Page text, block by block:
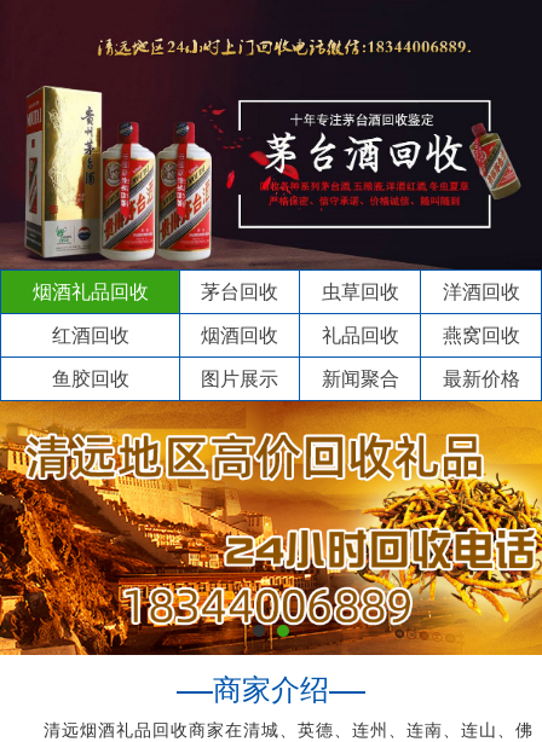
烟酒礼品回收 茅台回收 虫草回收 洋酒回收
红酒回收 烟酒回收 礼品回收 燕窝回收
鱼胶回收 图片展示 新闻聚合 最新价格
商家介绍
清远烟酒礼品回收商家在清城、英德、连州、连南、连山、佛